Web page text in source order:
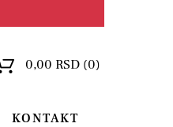
0,00 RSD (0)
KONTAKT